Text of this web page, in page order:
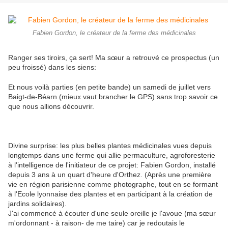
Fabien Gordon, le créateur de la ferme des médicinales
Ranger ses tiroirs, ça sert! Ma sœur a retrouvé ce prospectus (un
peu froissé) dans les siens:
Et nous voilà parties (en petite bande) un samedi de juillet vers
Baigt-de-Béarn (mieux vaut brancher le GPS) sans trop savoir ce
que nous allions découvrir.
Divine surprise: les plus belles plantes médicinales vues depuis
longtemps dans une ferme qui allie permaculture, agroforesterie
à l'intelligence de l'initiateur de ce projet: Fabien Gordon, installé
depuis 3 ans à un quart d'heure d'Orthez. (Après une première
vie en région parisienne comme photographe, tout en se formant
à l'Ecole lyonnaise des plantes et en participant à la création de
jardins solidaires).
J'ai commencé à écouter d'une seule oreille je l'avoue (ma sœur
m'ordonnant - à raison- de me taire) car je redoutais le